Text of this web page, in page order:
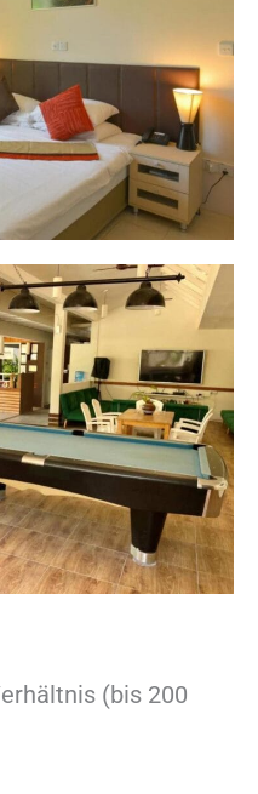
(bis 200